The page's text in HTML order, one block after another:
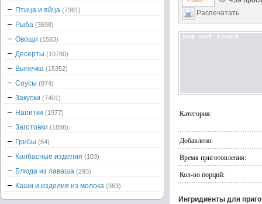
Распечатать
Категория:
Добавлено:
Время приготовления:
Кол-во порций:
Ингридиенты для
Птица и яйца (7361)
Рыба (3698)
Овощи (1583)
Десерты (10780)
Выпечка (15352)
Соусы (874)
Закуски (7401)
Напитки (1977)
Заготовки (1886)
Грибы (54)
Колбасные изделия (103)
Блюда из лаваша (293)
Каши и изделия из молока (363)